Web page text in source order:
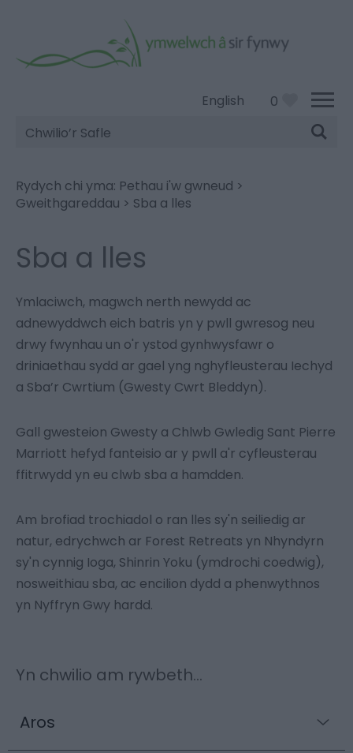
English 0
Chwilio’r
Safle
Rydych chi yma: Pethau i'w gwneud >
Gweithgareddau > Sba a lles
Sba a lles
Ymlaciwch, magwch nerth newydd ac
adnewyddwch eich batris yn y pwll gwresog neu
drwy fwynhau un o'r ystod gynhwysfawr o
driniaethau sydd ar gael yng nghyfleusterau Iechyd
a Sba’r Cwrtium (Gwesty Cwrt Bleddyn).
Gall gwesteion Gwesty a Chlwb Gwledig Sant Pierre
Marriott hefyd fanteisio ar y pwll a'r cyfleusterau
ffitrwydd yn eu clwb sba a hamdden.
Am brofiad trochiadol o ran lles sy'n seiliedig ar
natur, edrychwch ar Forest Retreats yn Nhyndyrn
sy'n cynnig Ioga, Shinrin Yoku (ymdrochi coedwig),
nosweithiau sba, ac encilion dydd a phenwythnos
yn Nyffryn Gwy hardd.
Yn chwilio am rywbeth...
Aros